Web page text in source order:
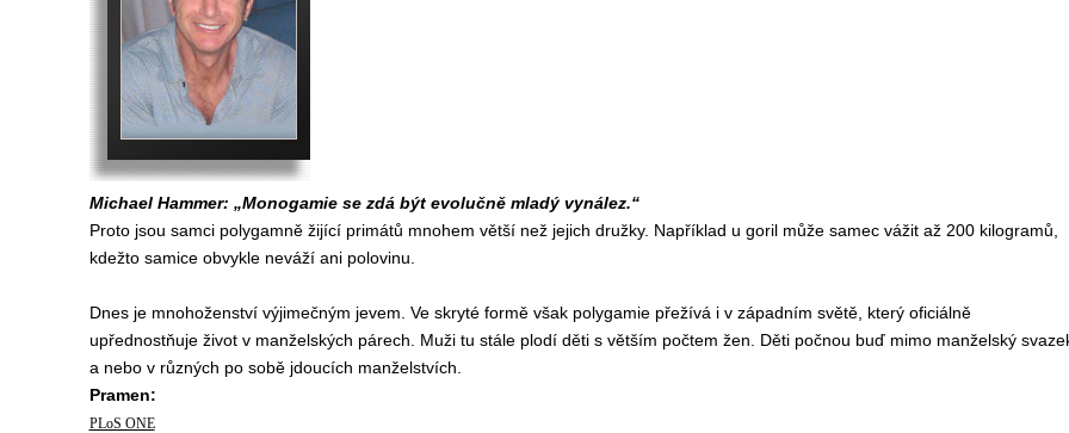
Michael Hammer: „Monogamie se zdá být evolučně mladý vynález.“
Proto jsou samci polygamně žijící primátů mnohem větší než jejich družky. Například u goril může samec vážit až 200 kilogramů,
kdežto samice obvykle neváží ani polovinu.
Dnes je mnohoženství výjimečným jevem. Ve skryté formě však polygamie přežívá i v západním světě, který oficiálně
upřednostňuje život v manželských párech. Muži tu stále plodí děti s větším počtem žen. Děti počnou buď mimo manželský
a nebo v různých po sobě jdoucích manželstvích.
Pramen:
PLoS ONE